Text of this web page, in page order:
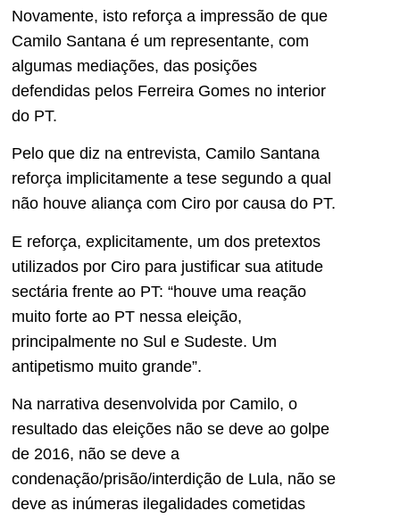
Novamente, isto reforça a impressão de que
Camilo Santana é um representante, com
algumas mediações, das posições
defendidas pelos Ferreira Gomes no interior
do PT.
Pelo que diz na entrevista, Camilo Santana
reforça implicitamente a tese segundo a qual
não houve aliança com Ciro por causa do PT.
E reforça, explicitamente, um dos pretextos
utilizados por Ciro para justificar sua atitude
sectária frente ao PT: “houve uma reação
muito forte ao PT nessa eleição,
principalmente no Sul e Sudeste. Um
antipetismo muito grande”.
Na narrativa desenvolvida por Camilo, o
resultado das eleições não se deve ao golpe
de 2016, não se deve a
condenação/prisão/interdição de Lula, não se
deve as inúmeras ilegalidades cometidas